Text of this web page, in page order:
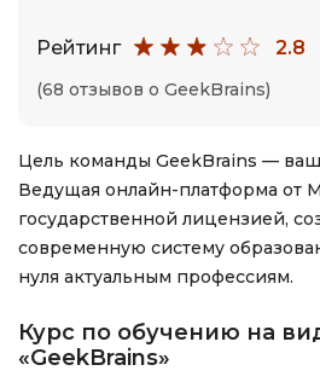
Рейтинг 2.8
(68 отзывов о GeekBrains)
Цель команды GeekBrains —
Ведущая онлайн-платформа от
государственной лицензией,
современную систему
нуля актуальным профессиям.
Курс по обучению на
«GeekBrains»